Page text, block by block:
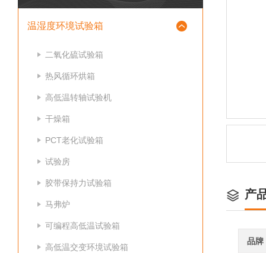
温湿度环境试验箱
二氧化硫试验箱
热风循环烘箱
高低温转轴试验机
干燥箱
PCT老化试验箱
试验房
胶带保持力试验箱
马弗炉
可编程高低温试验箱
高低温交变环境试验箱
产
品牌